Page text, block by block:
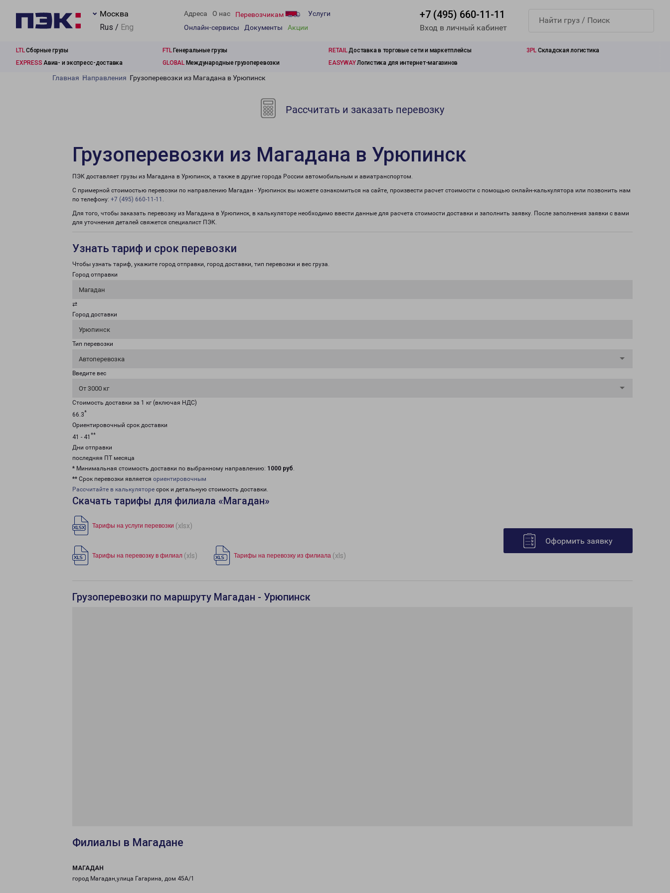
Москва
Rus / Eng
Адреса О нас Перевозчикам
Услуги
Онлайн-сервисы
Документы Акции
+7 (495) 660-11-11
Вход в личный кабинет
LTLСборные грузы FTLГенеральные грузы RETAILДоставка в торговые сети и маркетплейсы 3PL Складская логистика
EXPRESS Авиа- и экспресс-доставка GLOBALМеждународные грузоперевозки EASYWAYЛогистика для интернет-магазинов
Главная Направления Грузоперевозки из Магадана в Урюпинск
Рассчитать и заказать перевозку
Грузоперевозки из Магадана в Урюпинск
ПЭК доставляет грузы из Магадана в Урюпинск, а также в другие города России автомобильным и авиатранспортом.
С примерной стоимостью перевозки по направлению Магадан - Урюпинск вы можете ознакомиться на сайте, произвести расчет стоимости с помощью онлайн-калькулятора или позвонить нам
по телефону: +7 (495) 660-11-11 .
Для того, чтобы заказать перевозку из Магадана в Урюпинск, в калькуляторе необходимо ввести данные для расчета стоимости доставки и заполнить заявку. После заполнения заявки с вами
для уточнения деталей свяжется специалист ПЭК.
Узнать тариф и срок перевозки
Чтобы узнать тариф, укажите город отправки, город доставки, тип перевозки и вес груза.
Город отправки
Магадан
⇄
Город доставки
Урюпинск
Тип перевозки
Автоперевозка
Введите вес
От 3000 кг
Стоимость доставки за 1 кг (включая НДС)
66.3*
Ориентировочный срок доставки
41 - 41 **
Дни отправки
последняя ПТ месяца
* Минимальная стоимость доставки по выбранному направлению: 1000 руб.
** Срок перевозки является ориентировочным
Рассчитайте в калькуляторе срок и детальную стоимость доставки.
Скачать тарифы для филиала «Магадан»
Тарифы на услуги перевозки (xlsx)
Тарифы на перевозку в филиал (xls) Тарифы на перевозку из филиала (xls)
Оформить заявку
Грузоперевозки по маршруту Магадан - Урюпинск
Филиалы в Магадане
МАГАДАН
город Магадан,улица Гагарина, дом 45А/1